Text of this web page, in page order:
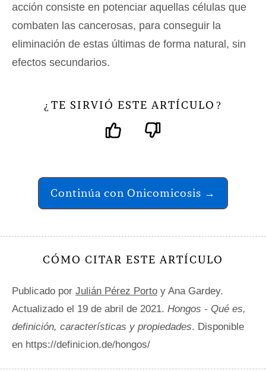
acción consiste en potenciar aquellas células que
combaten las cancerosas, para conseguir la
eliminación de estas últimas de forma natural, sin
efectos secundarios.
¿ TE SIRVIÓ ESTE ARTÍCULO ?
Continúa con Onicomicosis →
CÓMO CITAR ESTE ARTÍCULO
Publicado por Julián Pérez Porto y Ana Gardey.
Actualizado el 19 de abril de 2021. Hongos - Qué es,
definición, características y propiedades. Disponible
en https://definicion.de/hongos/